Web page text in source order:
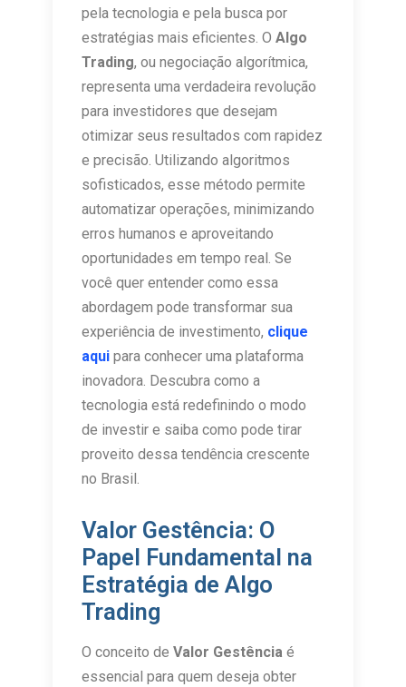
pela tecnologia e pela busca por
estratégias mais eficientes. O Algo
Trading, ou negociação algorítmica,
representa uma verdadeira revolução
para investidores que desejam
otimizar seus resultados com rapidez
e precisão. Utilizando algoritmos
sofisticados, esse método permite
automatizar operações, minimizando
erros humanos e aproveitando
oportunidades em tempo real. Se
você quer entender como essa
abordagem pode transformar sua
experiência de investimento, clique
aqui para conhecer uma plataforma
inovadora. Descubra como a
tecnologia está redefinindo o modo
de investir e saiba como pode tirar
proveito dessa tendência crescente
no Brasil.
Valor Gestência: O
Papel Fundamental na
Estratégia de Algo
Trading
O conceito de Valor Gestência é
essencial para quem deseja obter